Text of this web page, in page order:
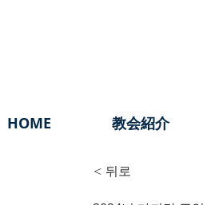
HOME 教会紹介
< 뒤로